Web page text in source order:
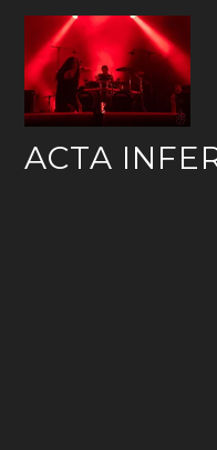
Skip
content
ACTA